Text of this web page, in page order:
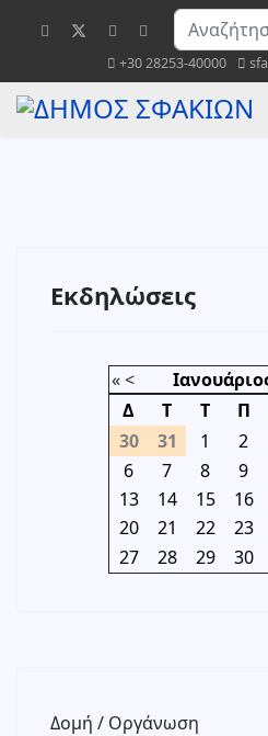
+30 28253-40000
Εκδηλώσεις
«<
Δ
Τ Τ Π
30
31 1 2
6
7 8 9
13
14 15 16
20
21 22 23
27
28 29 30
Δομή / Οργάνωση